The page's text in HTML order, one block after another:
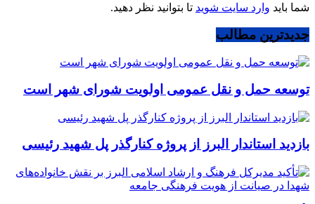
شما باید وارد سایت شوید تا بتوانید نظر دهید.
جدیدترین مطالب
توسعه حمل و نقل عمومی اولویت شورای شهر است
بازدید استاندار البرز از پروژه کنارگذر پل شهید رئیسی